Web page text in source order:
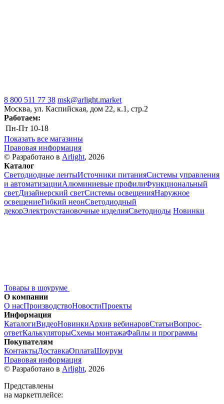
8 800 511 77 38 msk@arlight.market
Москва, ул. Каспийская, дом 22, к.1, стр.2
Работаем:
Пн-Пт 10-18
Показать все магазины
Правовая информация
© Разработано в Arlight, 2026
Каталог
Светодиодные лентыИсточники питанияСистемы управления
и автоматизацииАлюминиевые профилиФункциональный
светДизайнерский светСистемы освещенияНаружное
освещениеГибкий неонСветодиодный
декорЭлектроустановочные изделияСветодиоды Новинки
Товары в шоуруме
О компании
О насПроизводствоНовостиПроекты
Информация
КаталогиВидеоНовинкиАрхив вебинаровСтатьиВопрос-
ответКалькуляторыСхемы монтажаФайлы и программы
Покупателям
КонтактыДоставкаОплатаШоурум
Правовая информация
© Разработано в Arlight, 2026
Представлены
на маркетплейсе: